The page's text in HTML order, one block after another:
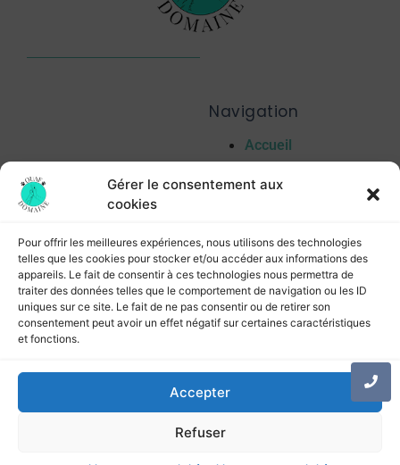
Gérer le consentement aux
cookies
Pour offrir les meilleures expériences, nous utilisons des technologies
telles que les cookies pour stocker et/ou accéder aux informations des
appareils. Le fait de consentir à ces technologies nous permettra de
traiter des données telles que le comportement de navigation ou les ID
uniques sur ce site. Le fait de ne pas consentir ou de retirer son
consentement peut avoir un effet négatif sur certaines caractéristiques
et fonctions.
Accepter
Refuser
Navigation
Accueil
Services
Elevage Ouaf
Goldies
Nos Photos et
Vidéos
Blog
Contact
© 2023
une création de laJoly Agence
APE : 9609Z – N° Producteur/éleveur 915138